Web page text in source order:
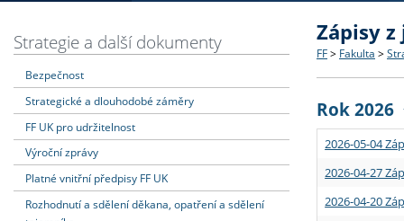
Dozvědět se více
Struktura
Strategie
Podpora
Podat přihlášku
Co
Učitelské
Dozvědět se více
Rigorózní
Dozvědět se více
O vědě a
Granty a
Dozvědět se více
Aktuální
Strategie a další dokumenty
Bezpečnost
Strategické a dlouhodobé záměry
FF UK pro udržitelnost
Výroční zprávy
Platné vnitřní předpisy FF UK
Rozhodnutí a sdělení děkana, opatření a sdělení
Zápisy
FF > Fakulta >
Rok 2026
2026-05-04
2026-04-27
2026-04-20